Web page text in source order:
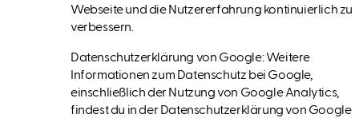
Webseite und die Nutzererfahrung kontinuierlich zu
verbessern.
Datenschutzerklärung von Google: Weitere
Informationen zum Datenschutz bei Google,
einschließlich der Nutzung von Google Analytics,
findest du in der Datenschutzerklärung von Google